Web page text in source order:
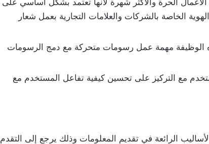
الحرة والأكثر شهرة لأنها تعتمد بشكل أساسي على
الخاصة بالشركات والعلامات التجارية بعمل شعار
الوظيفة مهمة عمل رسومات متحركة مع دمج الرسومات
مع التركيز على تحسين كيفية تفاعل المستخدم مع
الرائعة في تقديم المعلومات وذلك يرجع إلى التقدم